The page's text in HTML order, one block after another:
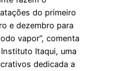
do primeiro
e dezembro para
vapor”, comenta
Itaqui, uma
dedicada a